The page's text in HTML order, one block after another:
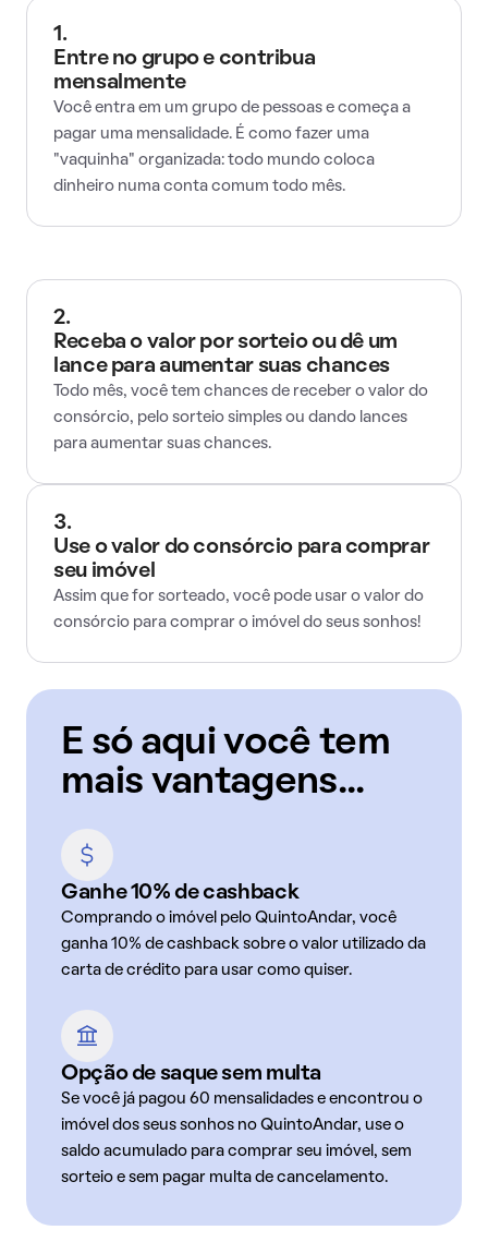
1.
Entre no grupo e contribua
mensalmente
Você entra em um grupo de pessoas e começa a
pagar uma mensalidade. É como fazer uma
"vaquinha" organizada: todo mundo coloca
dinheiro numa conta comum todo mês.
2.
Receba o valor por sorteio ou dê um
lance para aumentar suas chances
Todo mês, você tem chances de receber o valor do
consórcio, pelo sorteio simples ou dando lances
para aumentar suas chances.
3.
Use o valor do consórcio para comprar
seu imóvel
Assim que for sorteado, você pode usar o valor do
consórcio para comprar o imóvel do seus sonhos!
E só aqui você tem
mais vantagens...
Ganhe 10% de cashback
Comprando o imóvel pelo QuintoAndar, você
ganha 10% de cashback sobre o valor utilizado da
carta de crédito para usar como quiser.
Opção de saque sem multa
Se você já pagou 60 mensalidades e encontrou o
imóvel dos seus sonhos no QuintoAndar, use o
saldo acumulado para comprar seu imóvel, sem
sorteio e sem pagar multa de cancelamento.